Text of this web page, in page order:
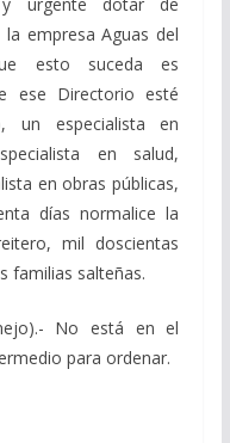
empresa Aguas del
esto suceda es
ese Directorio esté
un especialista en
en salud,
en obras públicas,
días normalice la
mil doscientas
familias salteñas.
No está en el
para ordenar.